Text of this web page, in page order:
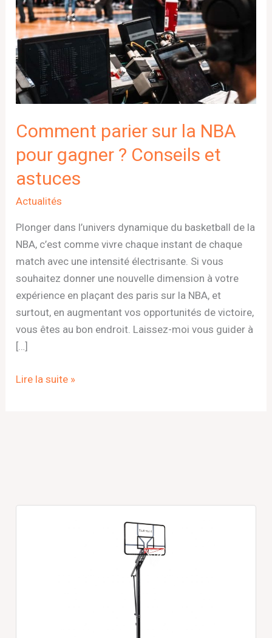
Comment parier sur la NBA
pour gagner ? Conseils et
astuces
Actualités
Plonger dans l’univers dynamique du basketball de la
NBA, c’est comme vivre chaque instant de chaque
match avec une intensité électrisante. Si vous
souhaitez donner une nouvelle dimension à votre
expérience en plaçant des paris sur la NBA, et
surtout, en augmentant vos opportunités de victoire,
vous êtes au bon endroit. Laissez-moi vous guider à
[…]
gagner
?
Conseils
et
astuces
Lire la suite »